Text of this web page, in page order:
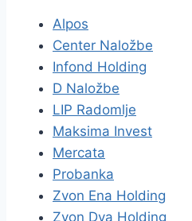
Alpos
Center Naložbe
Infond Holding
D Naložbe
LIP Radomlje
Maksima Invest
Mercata
Probanka
Zvon Ena Holding
Zvon Dva Holding